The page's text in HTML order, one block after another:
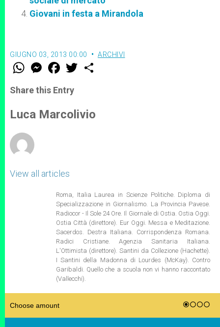
Giovani in festa a Mirandola
GIUGNO 03, 2013 00:00 ARCHIVI
W
t
s
p
p
M
e
s
e
g
e
F
a
e
b
o
k
w
r
Share this Entry
Luca Marcolivio
View all articles
Roma, Italia Laurea in Scienze Politiche. Diploma di
Specializzazione in Giornalismo. La Provincia Pavese.
Radiocor - Il Sole 24 Ore. Il Giornale di Ostia. Ostia Oggi.
Ostia Città (direttore). Eur Oggi. Messa e Meditazione.
Sacerdos. Destra Italiana. Corrispondenza Romana.
Radici Cristiane. Agenzia Sanitaria Italiana.
L'Ottimista (direttore). Santini da Collezione (Hachette).
I Santini della Madonna di Lourdes (McKay). Contro
Garibaldi. Quello che a scuola non vi hanno raccontato
(Vallecchi).